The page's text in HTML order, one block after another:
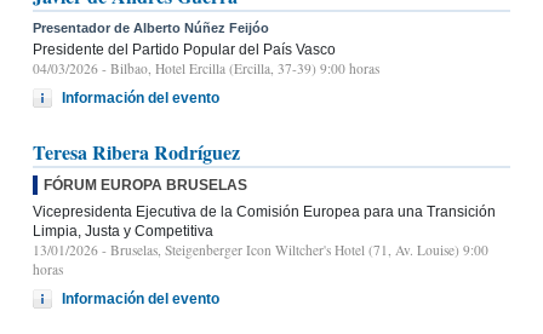
Presentador de Alberto Núñez Feijóo
Presidente del Partido Popular del País Vasco
04/03/2026 - Bilbao, Hotel Ercilla (Ercilla, 37-39) 9:00 horas
Información del evento
Teresa Ribera Rodríguez
FÓRUM EUROPA BRUSELAS
Vicepresidenta Ejecutiva de la Comisión Europea para una Transición
Limpia, Justa y Competitiva
13/01/2026 - Bruselas, Steigenberger Icon Wiltcher's Hotel (71, Av. Louise) 9:00
horas
Información del evento